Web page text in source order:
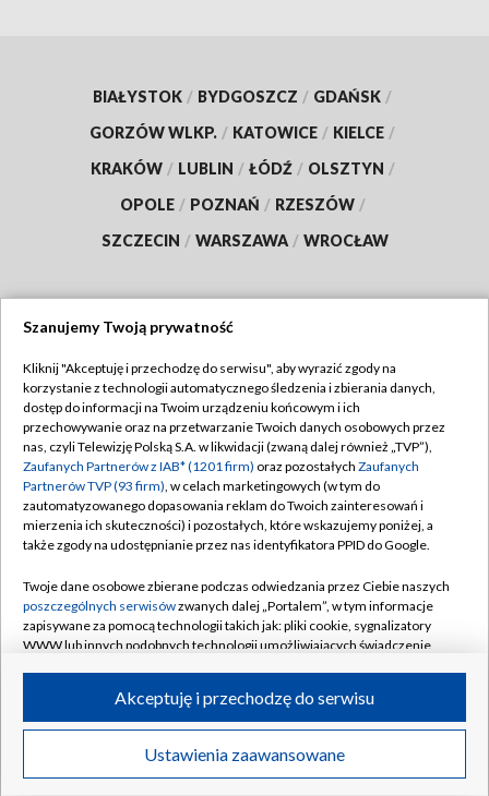
BIAŁYSTOK / BYDGOSZCZ / GDAŃSK /
GORZÓW WLKP. / KATOWICE / KIELCE /
KRAKÓW / LUBLIN / ŁÓDŹ / OLSZTYN /
OPOLE / POZNAŃ / RZESZÓW /
SZCZECIN / WARSZAWA / WROCŁAW
TVP
Abonament TVP
Emisja w TVP
Centrum informacji TVP
Naziemna Telewizja Cyfrowa
Rada Programowa
System NOS
Informacje o nadawcy
Program dla prasy
Ogłoszenie przetargowe
Regulamin TVP
Polityka prywatności
Moje zgody
Pomoc
Kontakt
Kanały
©2026 Telewizja Polska S.A. w likwidacji
Szanujemy Twoją prywatność
Kliknij "Akceptuję i przechodzę do serwisu", aby wyrazić zgody na
korzystanie z technologii automatycznego śledzenia i zbierania danych,
dostęp do informacji na Twoim urządzeniu końcowym i ich
przechowywanie oraz na przetwarzanie Twoich danych osobowych przez
nas, czyli Telewizję Polską S.A. w likwidacji (zwaną dalej również „TVP”),
Zaufanych Partnerów z IAB* (1201 firm) oraz pozostałych Zaufanych
Partnerów TVP (93 firm), w celach marketingowych (w tym do
zautomatyzowanego dopasowania reklam do Twoich zainteresowań i
mierzenia ich skuteczności) i pozostałych, które wskazujemy poniżej, a
także zgody na udostępnianie przez nas identyfikatora PPID do Google.
Twoje dane osobowe zbierane podczas odwiedzania przez Ciebie naszych
poszczególnych serwisówzwanych dalej „Portalem”, w tym informacje
zapisywane za pomocą technologii takich jak: pliki cookie, sygnalizatory
WWW lub innych podobnych technologii umożliwiających świadczenie
ruchu w Internecie.
Twoje dane osobowe zbierane podczas odwiedzania przez Ciebie
poszczególnych serwisówna Portalu, takie jak adresy IP, identyfikatory
Ustawienia zaawansowane
Akceptuję i przechodzę do serwisu